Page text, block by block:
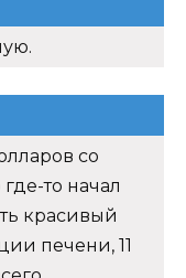
со
то начал
красивый
печени, 11